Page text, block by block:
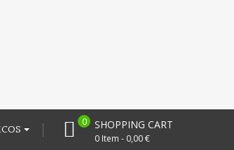
SHOPPING CART
0 Item - 0,00 €
0